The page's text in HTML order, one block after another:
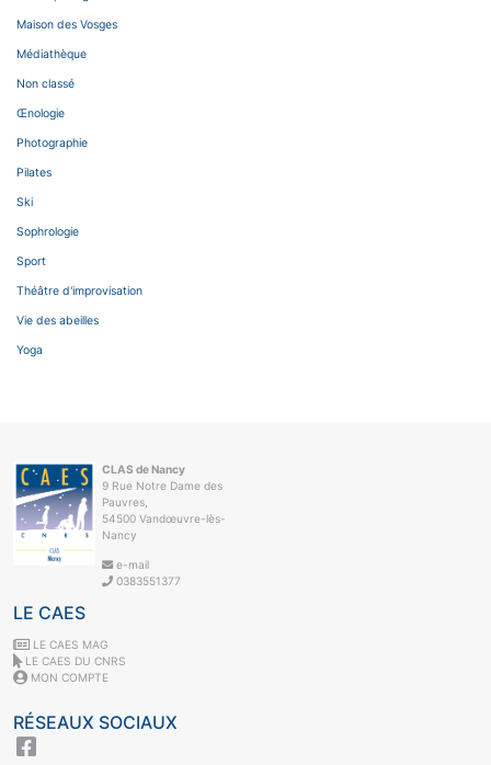
Maison des Vosges
Médiathèque
Non classé
Œnologie
Photographie
Pilates
Ski
Sophrologie
Sport
Théâtre d'improvisation
Vie des abeilles
Yoga
CLAS de Nancy
9 Rue Notre Dame des
Pauvres,
54500 Vandœuvre-lès-
Nancy
e-mail
0383551377
LE CAES
LE CAES MAG
LE CAES DU CNRS
MON COMPTE
RÉSEAUX SOCIAUX